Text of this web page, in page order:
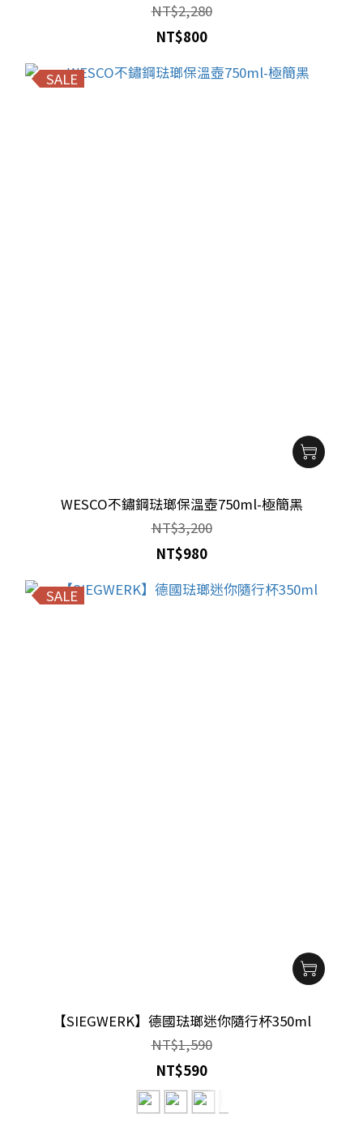
NT$2,280
NT$800
SALE
WESCO不鏽鋼琺瑯保溫壺750ml-極簡黑
NT$3,200
NT$980
SALE
【SIEGWERK】德國琺瑯迷你隨行杯350ml
NT$1,590
NT$590